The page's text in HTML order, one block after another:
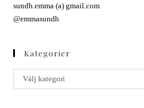
sundh.emma (a) gmail.com
@emmasundh
Kategorier
Välj kategori